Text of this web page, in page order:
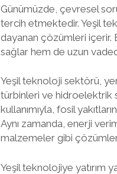
Günümüzde, çevresel
tercih etmektedir. Yeşil
dayanan çözümleri içerir.
sağlar hem de uzun
Yeşil teknoloji sektörü,
türbinleri ve hidroelektrik
kullanımıyla, fosil
Aynı zamanda, enerji
malzemeler gibi çözümler
Yeşil teknolojiye yatırım